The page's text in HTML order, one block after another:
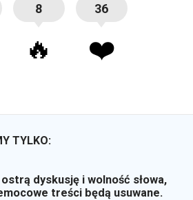
8
🔥
36
❤️
TYLKO:
dyskusję i wolność słowa,
treści będą usuwane.